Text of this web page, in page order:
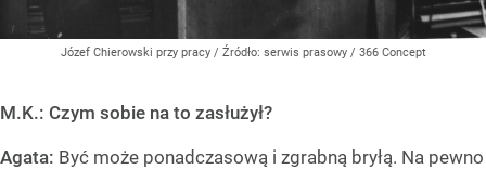
Józef Chierowski przy pracy / Źródło: serwis prasowy / 366 Concept
M.K.: Czym sobie na to zasłużył?
Agata: Być może ponadczasową i zgrabną bryłą. Na pewno